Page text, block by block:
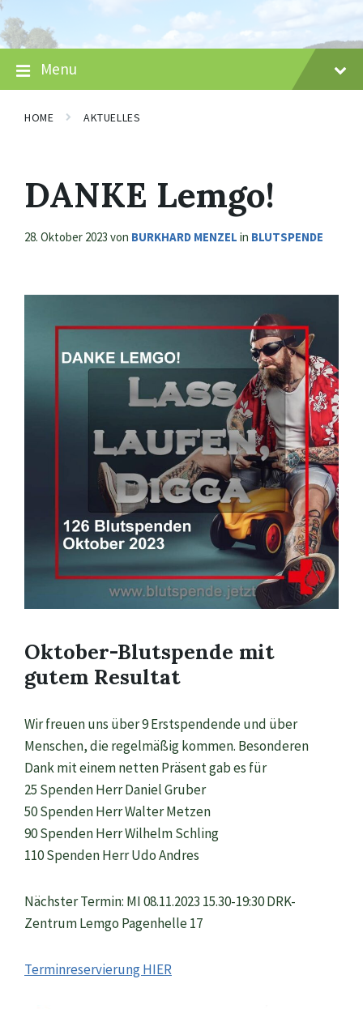
Skip
to
content
Skip
to
main
navigation
Skip
to
footer
Menu
HOME AKTUELLES
DANKE Lemgo!
28. Oktober 2023 von BURKHARD MENZEL in BLUTSPENDE
Oktober-Blutspende mit
gutem Resultat
Wir freuen uns über 9 Erstspendende und über
Menschen, die regelmäßig kommen. Besonderen
Dank mit einem netten Präsent gab es für
25 Spenden Herr Daniel Gruber
50 Spenden Herr Walter Metzen
90 Spenden Herr Wilhelm Schling
110 Spenden Herr Udo Andres
Nächster Termin: MI 08.11.2023 15.30-19:30 DRK-
Zentrum Lemgo Pagenhelle 17
Terminreservierung HIER